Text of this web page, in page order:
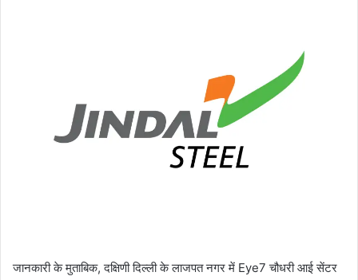
जानकारी के मुताबिक, दक्षिणी दिल्ली के लाजपत नगर में Eye7 चौधरी आई सेंटर